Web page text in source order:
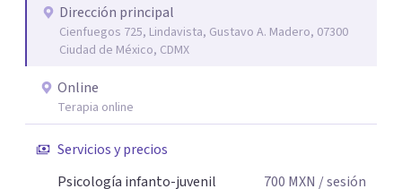
Dirección principal
Cienfuegos 725, Lindavista, Gustavo A. Madero, 07300
Ciudad de México, CDMX
Online
Terapia online
Servicios y precios
Psicología infanto-juvenil
700 MXN / sesión